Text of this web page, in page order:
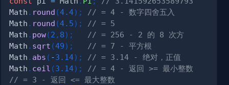
Math . round (4.4) ;
// = 4 - 数字四舍五入
Math . round (4.5) ;
// = 5
Math . pow(2 , 8) ;
// = 256 - 2 的 8 次方
Math . sqrt (49) ;
// = 7 - 平方根
Math . abs ( -3.14) ;
// = 3.14 - 绝对，正值
Math . ceil (3.14) ;
// = 4 - 返回 >= 最小整数
// = 3 - 返回 <= 最大整数